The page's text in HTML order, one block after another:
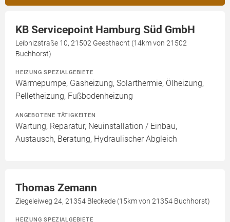
KB Servicepoint Hamburg Süd GmbH
Leibnizstraße 10, 21502 Geesthacht (14km von 21502
Buchhorst)
HEIZUNG SPEZIALGEBIETE
Wärmepumpe, Gasheizung, Solarthermie, Ölheizung,
Pelletheizung, Fußbodenheizung
ANGEBOTENE TÄTIGKEITEN
Wartung, Reparatur, Neuinstallation / Einbau,
Austausch, Beratung, Hydraulischer Abgleich
Thomas Zemann
Ziegeleiweg 24, 21354 Bleckede (15km von 21354 Buchhorst)
HEIZUNG SPEZIALGEBIETE